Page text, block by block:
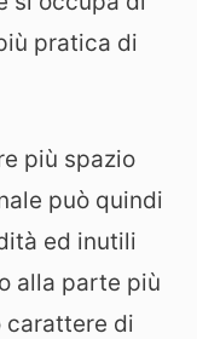
pratica di
più spazio
può quindi
ed inutili
alla parte più
carattere di